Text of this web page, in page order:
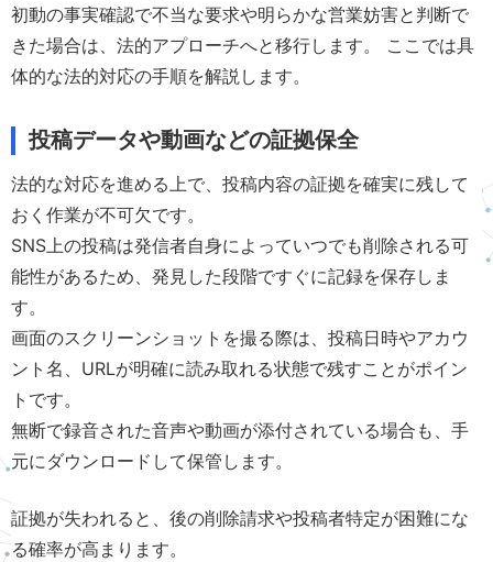
初動の事実確認で不当な要求や明らかな営業妨害と判断で
きた場合は、法的アプローチへと移行します。 ここでは具
体的な法的対応の手順を解説します。
投稿データや動画などの証拠保全
法的な対応を進める上で、投稿内容の証拠を確実に残して
おく作業が不可欠です。
SNS上の投稿は発信者自身によっていつでも削除される可
能性があるため、発見した段階ですぐに記録を保存しま
す。
画面のスクリーンショットを撮る際は、投稿日時やアカウ
ント名、URLが明確に読み取れる状態で残すことがポイン
トです。
無断で録音された音声や動画が添付されている場合も、手
元にダウンロードして保管します。
証拠が失われると、後の削除請求や投稿者特定が困難にな
る確率が高まります。